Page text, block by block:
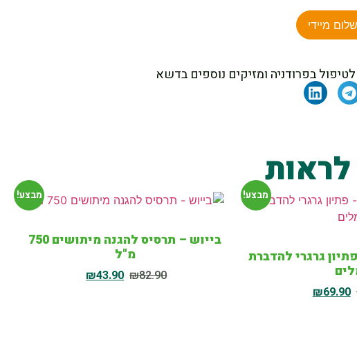
מיידי
מבצע!
גרם – פתיון גרגרי להדברת
₪69.90
מבצע!
בייוש – תרסיס להגנה מיתושים 750
מ"ל
₪82.90
₪43.90